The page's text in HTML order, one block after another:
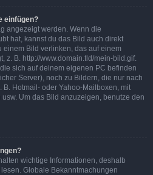
einfügen?
angezeigt werden. Wenn die
hat, kannst du das Bild auch direkt
einem Bild verlinken, das auf einem
z. B. http://www.domain.tld/mein-bild.gif.
sich auf deinem eigenen PC befinden
Server), noch zu Bildern, die nur nach
Hotmail- oder Yahoo-Mailboxen, mit
Um das Bild anzuzeigen, benutze den
wichtige Informationen, deshalb
Globale Bekanntmachungen